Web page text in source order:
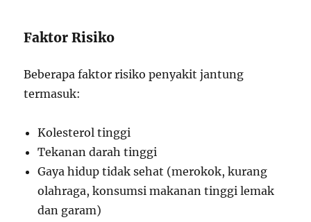
Faktor Risiko
Beberapa faktor risiko penyakit jantung
termasuk:
Kolesterol tinggi
Tekanan darah tinggi
Gaya hidup tidak sehat (merokok, kurang
olahraga, konsumsi makanan tinggi lemak
dan garam)